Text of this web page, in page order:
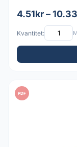
4.51kr –
Kvantitet:
PDF